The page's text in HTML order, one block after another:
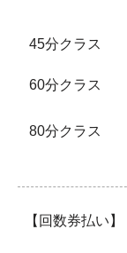
45分クラス
60分クラス
80分クラス
【回数券払い】